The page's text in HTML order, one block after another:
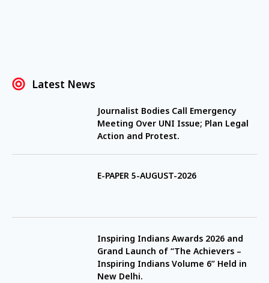
Latest News
Journalist Bodies Call Emergency
Meeting Over UNI Issue; Plan Legal
Action and Protest.
E-PAPER 5-AUGUST-2026
Inspiring Indians Awards 2026 and
Grand Launch of “The Achievers –
Inspiring Indians Volume 6” Held in
New Delhi.